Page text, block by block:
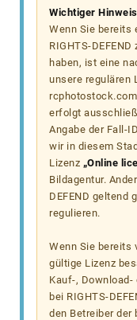
Wichtiger
Wenn Sie bereits
RIGHTS-
haben, ist eine
unsere regulären
erfolgt
Angabe der Fall-
wir in diesem
Lizenz „Online
Bildagentur.
DEFEND geltend
regulieren.
Wenn Sie bereits
gültige Lizenz
Kauf-,
bei RIGHTS-
den Betreiber der